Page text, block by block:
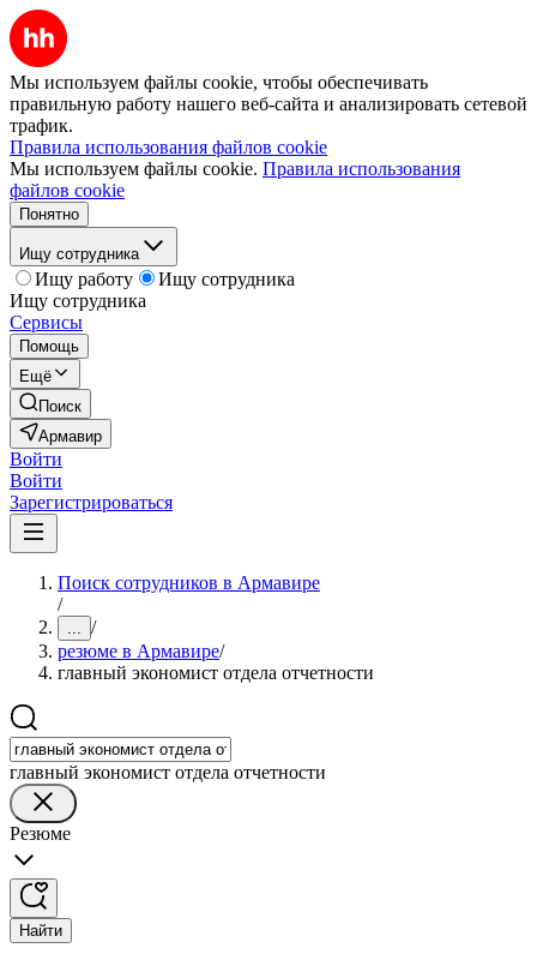
Мы используем файлы cookie, чтобы обеспечивать
правильную работу нашего веб-сайта и анализировать сетевой
трафик.
Правила использования файлов cookie
Мы используем файлы cookie. Правила использования
файлов cookie
Понятно
Ищу сотрудника
Ищу работу
Ищу сотрудника
Ищу сотрудника
Сервисы
Помощь
Ещё
Поиск
Армавир
Войти
Войти
Зарегистрироваться
Поиск сотрудников в Армавире
/
... /
резюме в Армавире/
главный экономист отдела отчетности
главный экономист отдела отчетности
Резюме
Найти